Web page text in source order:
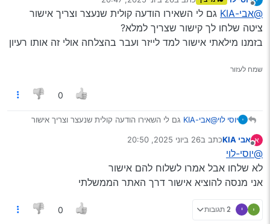
ניסתי למלא לבד ואיבדתי ידים ורגלים
יש משהו שיוכל לעזור לי
אין לי מושג מפרט וכו’
תודה מראש
נערך לאחרונה על ידי
@אבי-KIA
גם לי השאירו הודעה קולית שנעצר וצריך אישור
ציטה שלחו לך קישור שצריך למלא?
בזמנו מילאתי אישור למד לייזר ועבר בהצלחה אולי זה אותו רעיון
שמח לעזור
0
יוסי לוי@אבי-KIA
גם לי השאירו הודעה קולית שנעצר וצריך אישור
בזמנו מילאתי אישור למד לייזר ועבר בהצלחה אולי זה אותו רעיון
א אבי KIA כתב ב26 ביוני 2025, 20:50
נערך לאחרונה על ידי
@יוסי-לוי
לא שלחו אבל אמרו לשלוח להם אישור
אני מנסה להוציא אישור דרך האתר הממשלתי
י 2 תגובות 0